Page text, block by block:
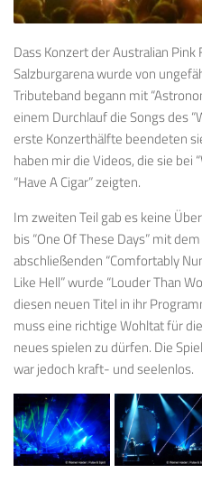
Dass Konzert der Australian
Salzburgarena wurde von
Tributeband begann mit
einem Durchlauf die Songs des
erste Konzerthälfte beendeten
haben mir die Videos, die sie bei
“Have A Cigar” zeigten.
Im zweiten Teil gab es keine
bis “One Of These Days” mit
abschließenden “Comfortably
Like Hell” wurde “Louder Than
diesen neuen Titel in ihr
muss eine richtige Wohltat für
neues spielen zu dürfen. Die
war jedoch kraft- und seelenlos.